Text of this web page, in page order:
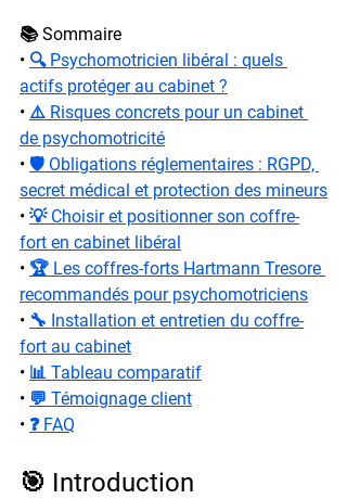
📚 Sommaire
• 🔍 Psychomotricien libéral : quels
actifs protéger au cabinet ?
• ⚠️ Risques concrets pour un cabinet
de psychomotricité
• 🛡️ Obligations réglementaires : RGPD,
secret médical et protection des mineurs
• 💡 Choisir et positionner son coffre-
fort en cabinet libéral
• 🏆 Les coffres-forts Hartmann Tresore
recommandés pour psychomotriciens
• 🔧 Installation et entretien du coffre-
fort au cabinet
• 📊 Tableau comparatif
• 💬 Témoignage client
• ❓ FAQ
🎯 Introduction